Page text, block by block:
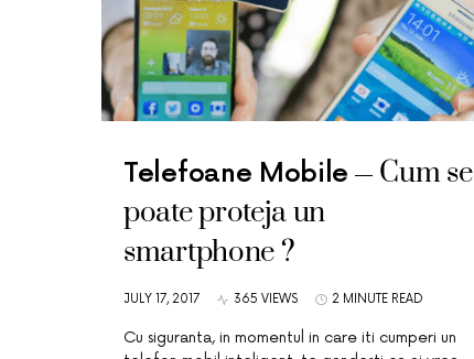
Telefoane Mobile
Cum se
poate proteja un
smartphone ?
JULY 17, 2017 365 VIEWS 2 MINUTE READ
Cu siguranta, in momentul in care iti cumperi un